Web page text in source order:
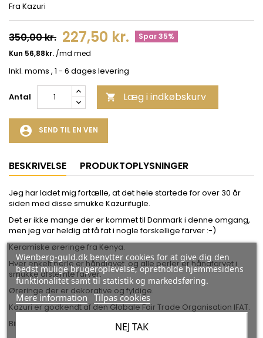
Fra Kazuri
350,00 kr. 227,50 kr. Spar 35%
Inkl. moms , 1 - 6 dages levering
Antal  Læg i indkøbskurv
account_circle SEND TIL EN VEN
BESKRIVELSE PRODUKTOPLYSNINGER
Jeg har ladet mig fortælle, at det hele startede for over 30 år
siden med disse smukke Kazurifugle.
Det er ikke mange der er kommet til Danmark i denne omgang,
men jeg var heldig at få fat i nogle forskellige farver :-)
Keramiske øreringe fra Kenya.
Hver enkelt perle er håndlavet, og alle perler er håndfarvet i
smukke afstemte farver.
Øreringe der er dekorative og fyldige.
Kazuri er godkendt af den Globale Fair Trade Organisation IFAT.
Birds Ear - Lavender
Wienberg-guld.dk benytter cookies for at give dig den
bedst mulige brugeroplevelse, opretholde hjemmesidens
funktionalitet samt til statistik og markedsføring.
Mere information Tilpas cookies
NEJ TAK